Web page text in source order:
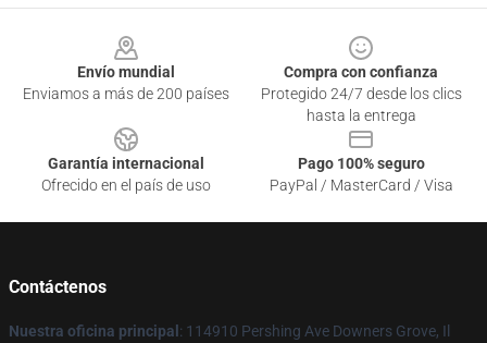
Envío mundial
Enviamos a más de 200 países
Compra con confianza
Protegido 24/7 desde los clics
hasta la entrega
Garantía internacional
Ofrecido en el país de uso
Pago 100% seguro
PayPal / MasterCard / Visa
Contáctenos
Nuestra oficina principal : 114910 Pershing Ave Downers Grove, Il